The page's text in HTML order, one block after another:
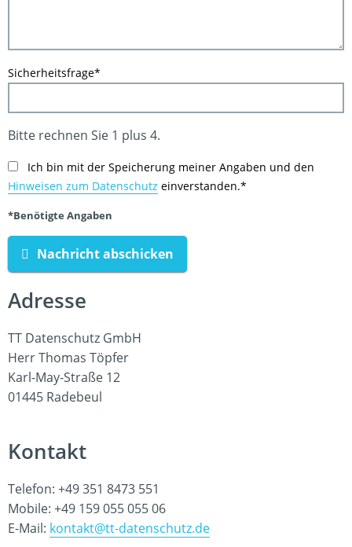
Adresse
TT Datenschutz GmbH
Herr Thomas Töpfer
Karl-May-Straße 12
01445 Radebeul
Kontakt
Telefon: +49 351 8473 551
Mobile: +49 159 055 055 06
E-Mail: kontakt@tt-datenschutz.de
Sicherheitsfrage*
Bitte rechnen Sie 1 plus 4.
Ich bin mit der Speicherung meiner Angaben und den
Hinweisen zum Datenschutz einverstanden.*
*Benötigte Angaben
Nachricht abschicken